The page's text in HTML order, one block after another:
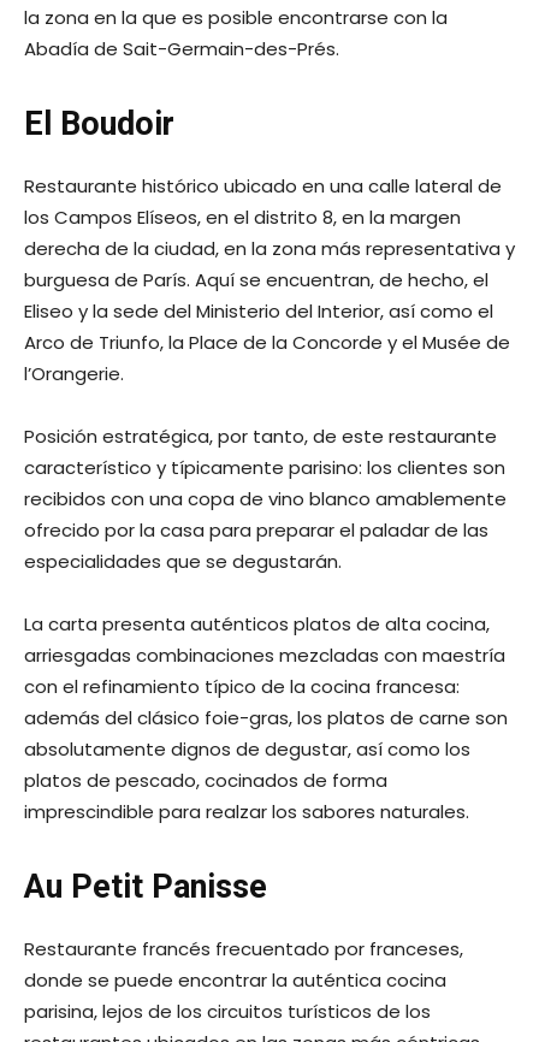
la zona en la que es posible encontrarse con la
Abadía de Sait-Germain-des-Prés.
El Boudoir
Restaurante histórico ubicado en una calle lateral de
los Campos Elíseos, en el distrito 8, en la margen
derecha de la ciudad, en la zona más representativa y
burguesa de París. Aquí se encuentran, de hecho, el
Eliseo y la sede del Ministerio del Interior, así como el
Arco de Triunfo, la Place de la Concorde y el Musée de
l’Orangerie.
Posición estratégica, por tanto, de este restaurante
característico y típicamente parisino: los clientes son
recibidos con una copa de vino blanco amablemente
ofrecido por la casa para preparar el paladar de las
especialidades que se degustarán.
La carta presenta auténticos platos de alta cocina,
arriesgadas combinaciones mezcladas con maestría
con el refinamiento típico de la cocina francesa:
además del clásico foie-gras, los platos de carne son
absolutamente dignos de degustar, así como los
platos de pescado, cocinados de forma
imprescindible para realzar los sabores naturales.
Au Petit Panisse
Restaurante francés frecuentado por franceses,
donde se puede encontrar la auténtica cocina
parisina, lejos de los circuitos turísticos de los